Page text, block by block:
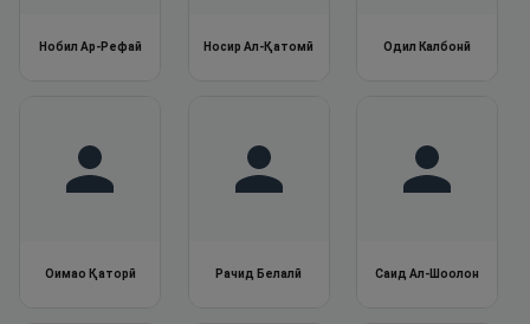
Нобил Ар-Рефаӣ Носир Ал-Қатомӣ Одил Калбонӣ
Оимао Қаторӣ Рачид Белалӣ Саид Ал-Шоолон